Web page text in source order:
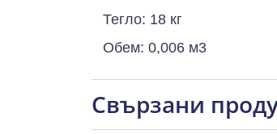
Тегло: 18 кг
Обем: 0,006 м3
Свързани